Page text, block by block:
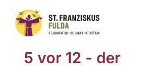
5 vor 12 - der